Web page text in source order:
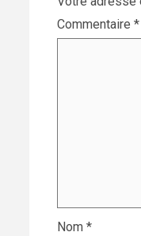
Commentaire *
Nom *